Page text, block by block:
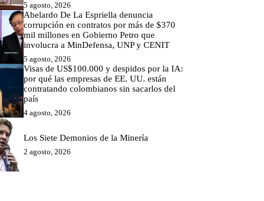
5 agosto, 2026
Abelardo De La Espriella denuncia
corrupción en contratos por más de $370
mil millones en Gobierno Petro que
involucra a MinDefensa, UNP y CENIT
5 agosto, 2026
Visas de US$100.000 y despidos por la IA:
por qué las empresas de EE. UU. están
contratando colombianos sin sacarlos del
país
4 agosto, 2026
Los Siete Demonios de la Minería
2 agosto, 2026